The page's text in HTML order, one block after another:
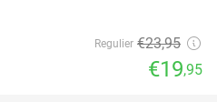
Regulier €23,95
€19,95